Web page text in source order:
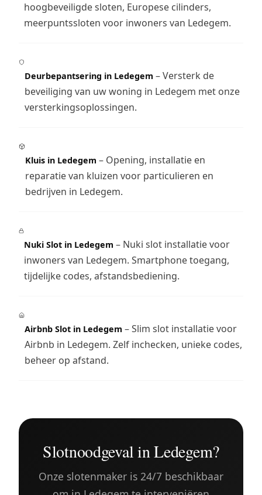
hoogbeveiligde sloten, Europese cilinders,
meerpuntssloten voor inwoners van Ledegem.
Deurbepantsering in Ledegem – Versterk de
beveiliging van uw woning in Ledegem met onze
versterkingsoplossingen.
Kluis in Ledegem – Opening, installatie en
reparatie van kluizen voor particulieren en
bedrijven in Ledegem.
Nuki Slot in Ledegem – Nuki slot installatie voor
inwoners van Ledegem. Smartphone toegang,
tijdelijke codes, afstandsbediening.
Airbnb Slot in Ledegem – Slim slot installatie voor
Airbnb in Ledegem. Zelf inchecken, unieke codes,
beheer op afstand.
Slotnoodgeval in Ledegem?
Onze slotenmaker is 24/7 beschikbaar